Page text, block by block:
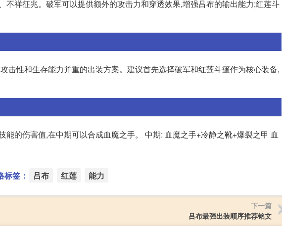
不祥征兆。破军可以提供额外的攻击力和穿透效果,增强吕布的输出能力;红莲斗
击性和生存能力并重的出装方案。建议首先选择破军和红莲斗篷作为核心装备,
的伤害值,在中期可以合成血魔之手。 中期: 血魔之手+冷静之靴+爆裂之甲 血
标签： 吕布 红莲 能力
下一篇
吕布最强出装顺序推荐铭文